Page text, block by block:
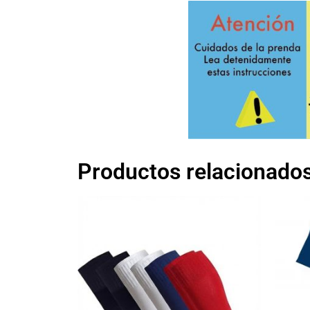
Productos